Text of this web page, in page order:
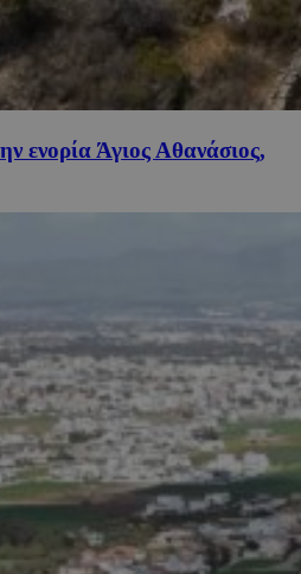
ενορία Άγιος Αθανάσιος,